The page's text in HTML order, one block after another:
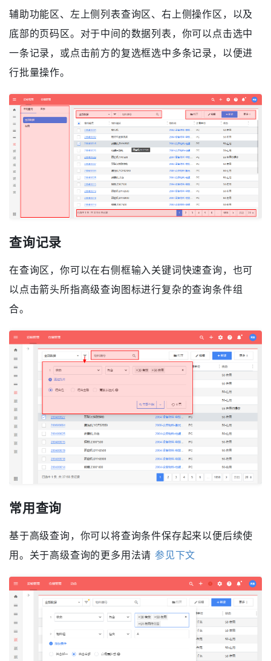
列表页操作
列表页面提供了丰富的查询和操作。其区域分别为左侧
辅助功能区、左上侧列表查询区、右上侧操作区，以及
底部的页码区。对于中间的数据列表，你可以点击选中
一条记录，或点击前方的复选框选中多条记录，以便进
行批量操作。
查询记录
在查询区，你可以在右侧框输入关键词快速查询，也可
以点击箭头所指高级查询图标进行复杂的查询条件组
合。
常用查询
基于高级查询，你可以将查询条件保存起来以便后续使